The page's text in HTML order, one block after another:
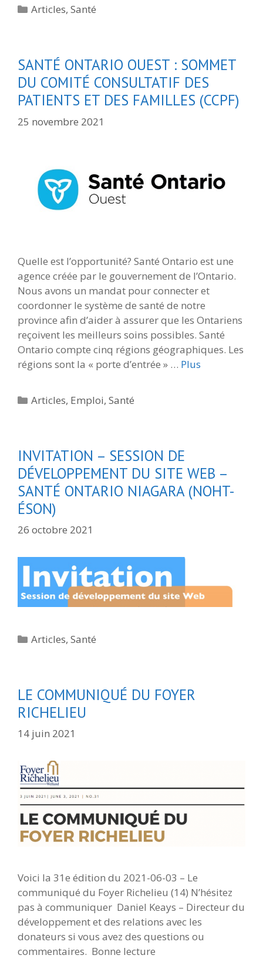
Catégories
Articles,Santé
SANTÉ ONTARIO OUEST : SOMMET
DU COMITÉ CONSULTATIF DES
PATIENTS ET DES FAMILLES (CCPF)
25 novembre 2021
Quelle est l’opportunité? Santé Ontario est une
agence créée par le gouvernement de l’Ontario.
Nous avons un mandat pour connecter et
coordonner le système de santé de notre
province afin d’aider à assurer que les Ontariens
reçoivent les meilleurs soins possibles. Santé
Ontario compte cinq régions géographiques. Les
régions sont la « porte d’entrée » … Plus
Catégories
Articles, Emploi,Santé
INVITATION – SESSION DE
DÉVELOPPEMENT DU SITE WEB –
SANTÉ ONTARIO NIAGARA (NOHT-
ÉSON)
26 octobre 2021
Catégories
Articles,Santé
LE COMMUNIQUÉ DU FOYER
RICHELIEU
14 juin 2021
Voici la 31e édition du 2021-06-03 – Le
communiqué du Foyer Richelieu (14) N’hésitez
pas à communiquer Daniel Keays – Directeur du
développement et des relations avec les
donateurs si vous avez des questions ou
commentaires. Bonne lecture